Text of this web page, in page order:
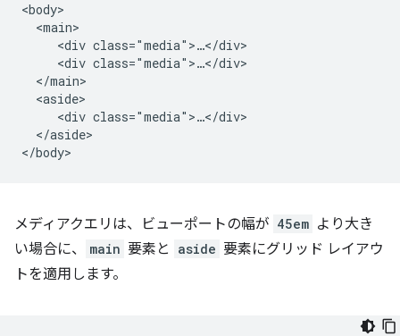
<body>
  <main>
     <div class="media">…</div>
     <div class="media">…</div>
  </main>
  <aside>
     <div class="media">…</div>
  </aside>
メディアクエリは、ビューポートの幅が 45em より大き
い場合に、
main 要素と aside 要素にグリッド レイアウ
トを適用します。